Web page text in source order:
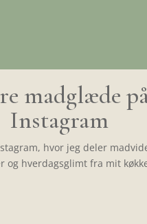
madglæde
Instagram
hvor jeg deler
og hverdagsglimt fra mit